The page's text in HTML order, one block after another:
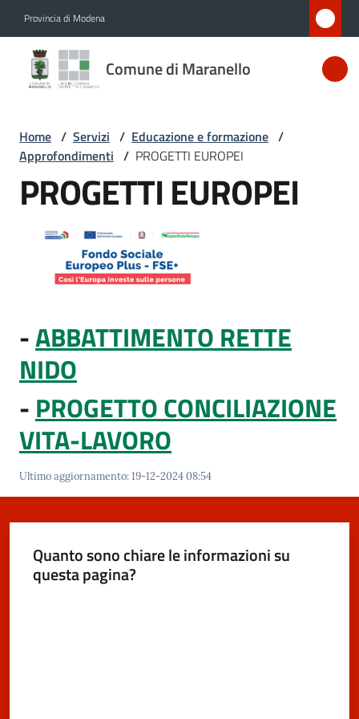
Provincia di Modena
Comune di Maranello
Comune
di
Menu selezionato
Segnalazioni
M
a
Home / Servizi / Educazione e formazione /
Approfondimenti / PROGETTI EUROPEI
PROGETTI EUROPEI
-ABBATTIMENTO RETTE
NIDO
- PROGETTO CONCILIAZIONE
VITA-LAVORO
Ultimo aggiornamento:19-12-2024 08:54
Quanto sono chiare le informazioni su
questa pagina?